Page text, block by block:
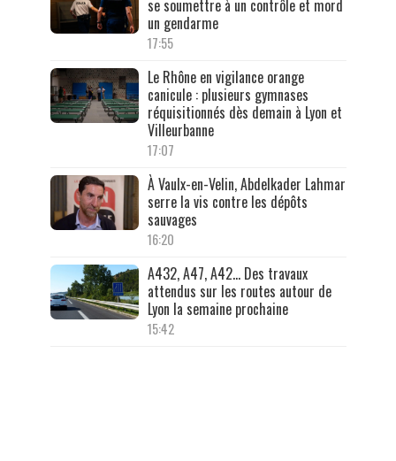
se soumettre à un contrôle et mord
un gendarme
17:55
Le Rhône en vigilance orange
canicule : plusieurs gymnases
réquisitionnés dès demain à Lyon et
Villeurbanne
17:07
À Vaulx-en-Velin, Abdelkader Lahmar
serre la vis contre les dépôts
sauvages
16:20
A432, A47, A42… Des travaux
attendus sur les routes autour de
Lyon la semaine prochaine
15:42